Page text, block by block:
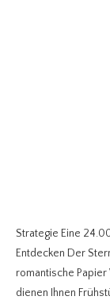
Strategie Eine
Entdecken Der
romantische
dienen Ihnen